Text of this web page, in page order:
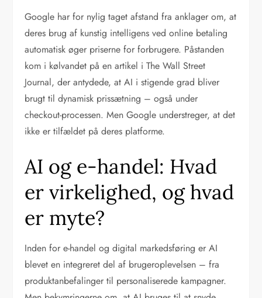
Google har for nylig taget afstand fra anklager om, at
deres brug af kunstig intelligens ved online betaling
automatisk øger priserne for forbrugere. Påstanden
kom i kølvandet på en artikel i The Wall Street
Journal, der antydede, at AI i stigende grad bliver
brugt til dynamisk prissætning – også under
checkout-processen. Men Google understreger, at det
ikke er tilfældet på deres platforme.
AI og e-handel: Hvad
er virkelighed, og hvad
er myte?
Inden for e-handel og digital markedsføring er AI
blevet en integreret del af brugeroplevelsen – fra
produktanbefalinger til personaliserede kampagner.